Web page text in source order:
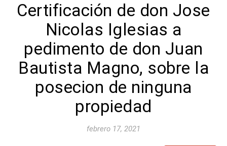
Certificación de don Jose
Nicolas Iglesias a
pedimento de don Juan
Bautista Magno, sobre la
posecion de ninguna
propiedad
febrero 17, 2021